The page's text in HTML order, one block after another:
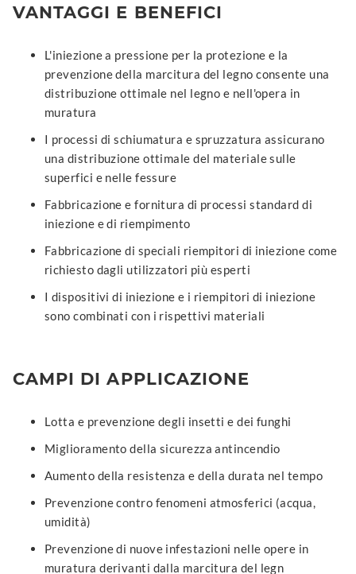
VANTAGGI E BENEFICI
L'iniezione a pressione per la protezione e la
prevenzione della marcitura del legno consente una
distribuzione ottimale nel legno e nell'opera in
muratura
I processi di schiumatura e spruzzatura assicurano
una distribuzione ottimale del materiale sulle
superfici e nelle fessure
Fabbricazione e fornitura di processi standard di
iniezione e di riempimento
Fabbricazione di speciali riempitori di iniezione come
richiesto dagli utilizzatori più esperti
I dispositivi di iniezione e i riempitori di iniezione
sono combinati con i rispettivi materiali
CAMPI DI APPLICAZIONE
Lotta e prevenzione degli insetti e dei funghi
Miglioramento della sicurezza antincendio
Aumento della resistenza e della durata nel tempo
Prevenzione contro fenomeni atmosferici (acqua,
umidità)
Prevenzione di nuove infestazioni nelle opere in
muratura derivanti dalla marcitura del legn